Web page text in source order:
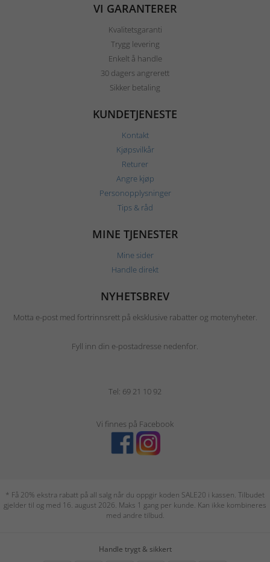
VI GARANTERER
Kvalitetsgaranti
Trygg levering
Enkelt å handle
30 dagers angrerett
Sikker betaling
KUNDETJENESTE
Kontakt
Kjøpsvilkår
Returer
Angre kjøp
Personopplysninger
Tips & råd
MINE TJENESTER
Mine sider
Handle direkt
NYHETSBREV
Motta e-post med fortrinnsrett på eksklusive rabatter og motenyheter.
Fyll inn din e-postadresse nedenfor.
Tel: 69 21 10 92
Vi finnes på Facebook
* Få 20% ekstra rabatt på all salg når du oppgir koden SALE20 i kassen. Tilbudet
gjelder til og med 16. august 2026. Maks 1 gang per kunde. Kan ikke kombineres
med andre tilbud.
Handle trygt & sikkert